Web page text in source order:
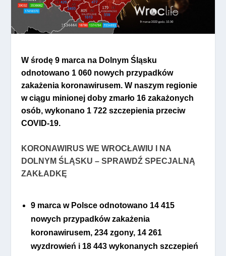
W środę 9 marca na Dolnym Śląsku
odnotowano 1 060 nowych przypadków
zakażenia koronawirusem. W naszym regionie
w ciągu minionej doby zmarło 16 zakażonych
osób, wykonano 1 722 szczepienia przeciw
COVID-19.
KORONAWIRUS WE WROCŁAWIU I NA
DOLNYM ŚLĄSKU – SPRAWDŹ SPECJALNĄ
ZAKŁADKĘ
9 marcaw Polsce odnotowano 14 415
nowych przypadków zakażenia
koronawirusem, 234 zgony, 14 261
wyzdrowień i 18 443wykonanych szczepień